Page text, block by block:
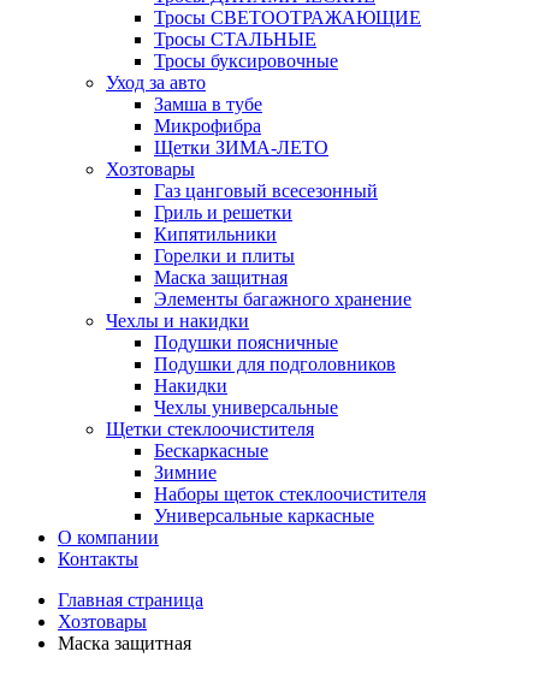
Тросы СВЕТООТРАЖАЮЩИЕ
Тросы СТАЛЬНЫЕ
Тросы буксировочные
Уход за авто
Замша в тубе
Микрофибра
Щетки ЗИМА-ЛЕТО
Хозтовары
Газ цанговый всесезонный
Гриль и решетки
Кипятильники
Горелки и плиты
Маска защитная
Элементы багажного хранение
Чехлы и накидки
Подушки поясничные
Подушки для подголовников
Накидки
Чехлы универсальные
Щетки стеклоочистителя
Бескаркасные
Зимние
Наборы щеток стеклоочистителя
Универсальные каркасные
О компании
Контакты
Главная страница
Хозтовары
Маска защитная